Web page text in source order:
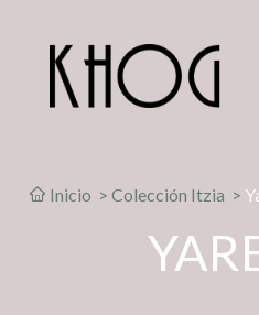
Inicio > Colección Itzia >